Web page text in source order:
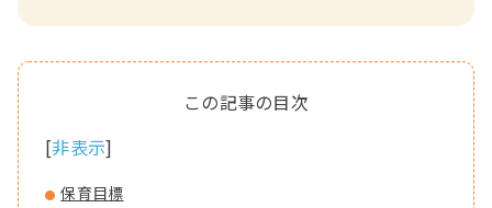
[非表示]
保育目標